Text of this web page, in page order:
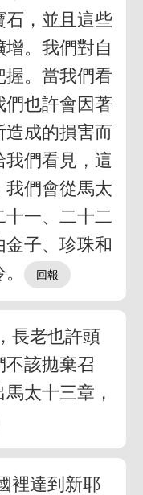
石，並且這些
。我們對自
握。當我們看
們也許會因著
造成的損害而
們看見，這
我們會從馬太
十一、二十二
子、珍珠和
長老也許頭
該拋棄召
太十三章，
裡達到新耶